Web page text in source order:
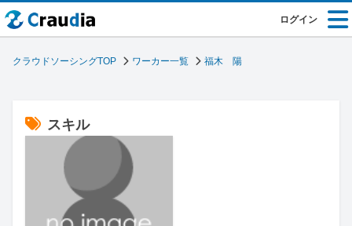
ログイン
クラウドソーシングTOP ワーカー一覧 福木 陽
スキル